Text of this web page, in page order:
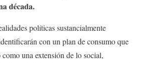
década.
políticas sustancialmente
con un plan de consumo que
una extensión de lo social,